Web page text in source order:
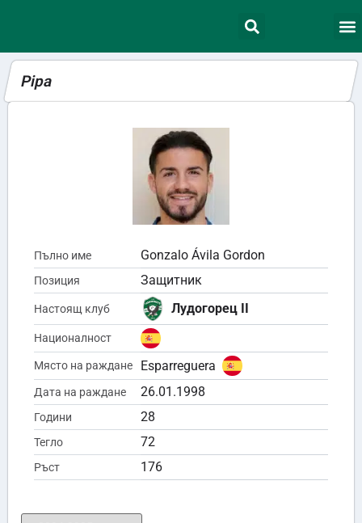
Pipa
Пълно име Gonzalo Ávila Gordon
Позиция Защитник
Настоящ клуб Лудогорец II
Националност
Място на раждане Esparreguera
Дата на раждане 26.01.1998
Години 28
Тегло 72
Ръст 176